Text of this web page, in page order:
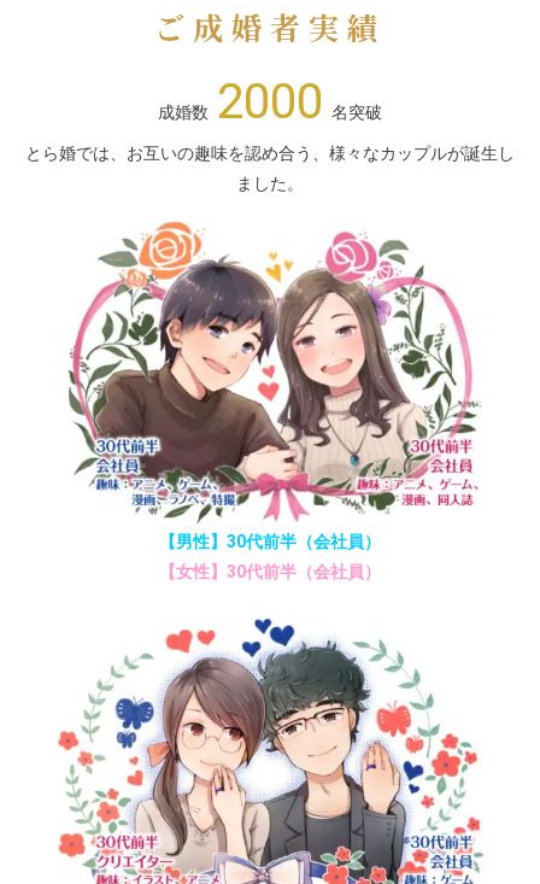
ご成婚者実績
成婚数 2000 名突破
とら婚では、お互いの趣味を認め合う、様々なカップルが誕生し
ました。
【男性】30代前半（会社員）
【女性】30代前半（会社員）